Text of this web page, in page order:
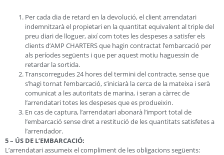
Per cada dia de retard en la devolució, el client arrendatari
indemnitzarà el propietari en la quantitat equivalent al triple del
preu diari de lloguer, així com totes les despeses a satisfer els
clients d’AMP CHARTERS que hagin contractat l’embarcació per
als períodes següents i que per aquest motiu haguessin de
retardar la sortida.
Transcorregudes 24 hores del termini del contracte, sense que
s’hagi tornat l’embarcació, s’iniciarà la cerca de la mateixa i serà
comunicat a les autoritats de marina, i seran a càrrec de
l’arrendatari totes les despeses que es produeixin.
En cas de captura, l’arrendatari abonarà l’import total de
l’embarcació sense dret a restitució de les quantitats satisfetes a
l’arrendador.
5 – ÚS DE L’EMBARCACIÓ:
L’arrendatari assumeix el compliment de les obligacions següents: